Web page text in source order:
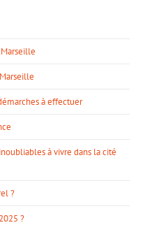
à effectuer
à vivre dans la cité
?
?